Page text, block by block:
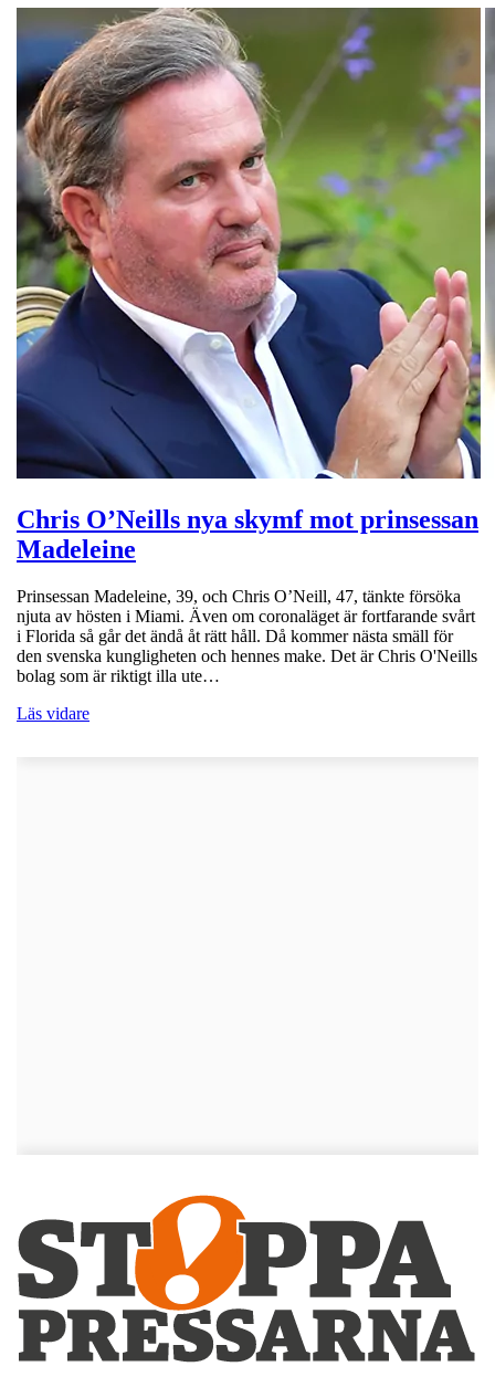
Chris O’Neills nya skymf mot prinsessan
Madeleine
Prinsessan Madeleine, 39, och Chris O’Neill, 47, tänkte försöka
njuta av hösten i Miami. Även om coronaläget är fortfarande svårt
i Florida så går det ändå åt rätt håll. Då kommer nästa smäll för
den svenska kungligheten och hennes make. Det är Chris O'Neills
bolag som är riktigt illa ute…
Läs vidare